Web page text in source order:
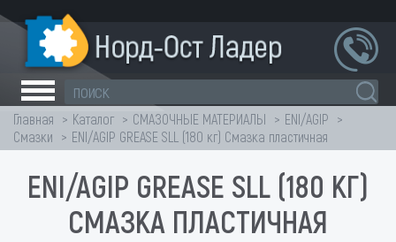
Главная Каталог СМАЗОЧНЫЕ МАТЕРИАЛЫ
ENI/AGIP
Смазки
ENI/AGIP GREASE SLL (180 кг) Смазка пластичная
ENI/AGIP GREASE SLL (180 КГ)
СМАЗКА ПЛАСТИЧНАЯ